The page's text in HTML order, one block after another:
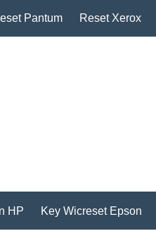
Pantum Reset Xerox
HP Key Wicreset Epson